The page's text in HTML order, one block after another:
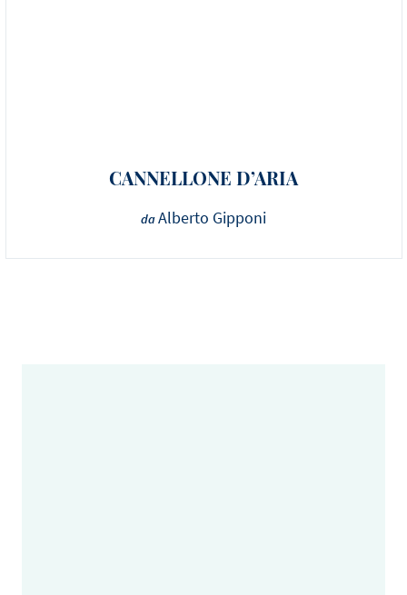
CANNELLONE D’ARIA
daAlberto Gipponi